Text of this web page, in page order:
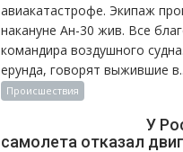
авиакатастрофе. Экипаж
накануне Ан-30 жив. Все
командира воздушного
ерунда, говорят выжившие
Происшествия
У
самолета отказал